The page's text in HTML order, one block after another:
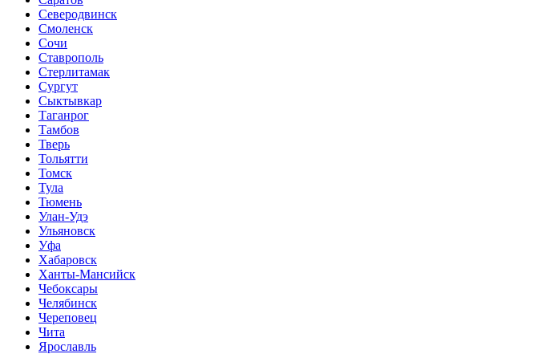
Северодвинск
Смоленск
Сочи
Ставрополь
Стерлитамак
Сургут
Сыктывкар
Таганрог
Тамбов
Тверь
Тольятти
Томск
Тула
Тюмень
Улан-Удэ
Ульяновск
Уфа
Хабаровск
Ханты-Мансийск
Чебоксары
Челябинск
Череповец
Чита
Ярославль